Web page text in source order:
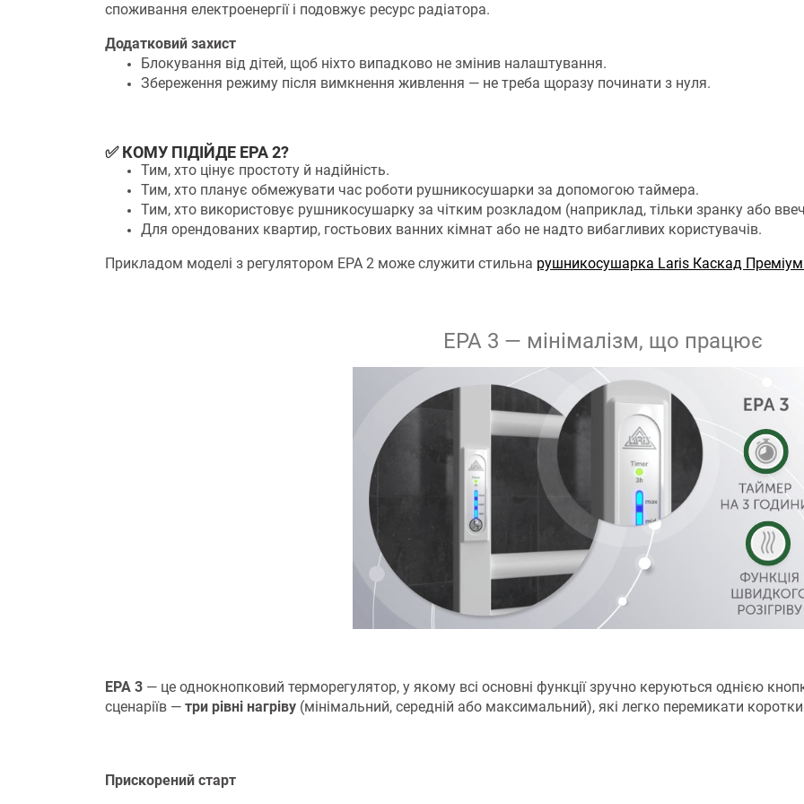
споживання електроенергії і подовжує ресурс радіатора.
Додатковий захист
Блокування від дітей, щоб ніхто випадково не змінив налаштування.
Збереження режиму після вимкнення живлення — не треба щоразу починати з нуля.
✅ КОМУ ПІДІЙДЕ ЕРА 2?
Тим, хто цінує простоту й надійність.
Тим, хто планує обмежувати час роботи рушникосушарки за допомогою таймера.
Тим, хто використовує рушникосушарку за чітким розкладом (наприклад, тільки зранку або
Для орендованих квартир, гостьових ванних кімнат або не надто вибагливих користувачів.
Прикладом моделі з регулятором ЕРА 2 може служити стильна рушникосушарка Laris Каскад
ЕРА 3 — мінімалізм, що працює
ЕРА 3 — це однокнопковий терморегулятор, у якому всі основні функції зручно керуються однією
сценаріїв — три рівні нагріву (мінімальний, середній або максимальний), які легко перемикати
Прискорений старт